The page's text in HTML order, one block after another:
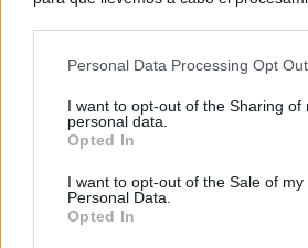
negar su consentimiento. Tenga en
de su consentimiento, pero usted tiene
rechazar tal procesamiento. Sus
cualquier momento entrando de nuevo
visitando nuestra política de privacidad.
Personal Data Processing Opt
I want to opt-out of the Sharing of
personal data.
Opted In
I want to opt-out of the Sale of my
Personal Data.
Opted In